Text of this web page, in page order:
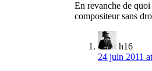
En revanche de
compositeur sans
h16
24 juin 2011